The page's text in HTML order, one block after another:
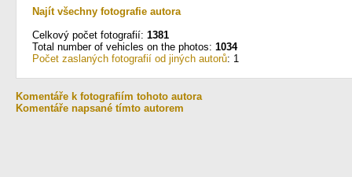
Najít všechny fotografie autora
Celkový počet fotografií: 1381
Total number of vehicles on the photos: 1034
Počet zaslaných fotografií od jiných autorů: 1
Komentáře k fotografiím tohoto autora
Komentáře napsané tímto autorem